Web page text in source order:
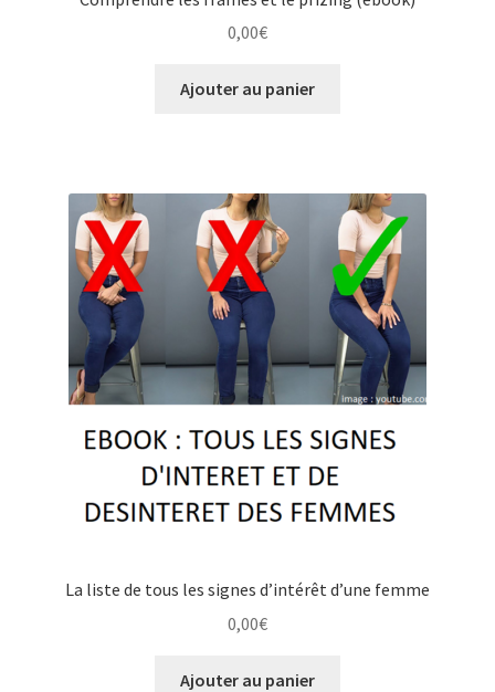
0,00€
Ajouter au panier
La liste de tous les signes d’intérêt d’une femme
0,00€
Ajouter au panier